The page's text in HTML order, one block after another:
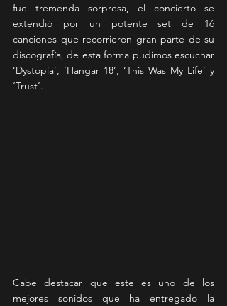
fue tremenda sorpresa, el concierto se
extendió por un potente set de 16
canciones que recorrieron gran parte de su
discografía, de esta forma pudimos escuchar
‘Dystopia’, ‘Hangar 18’, ‘This Was My Life’ y
‘Trust’.
Cabe destacar que este es uno de los
mejores sonidos que ha entregado la